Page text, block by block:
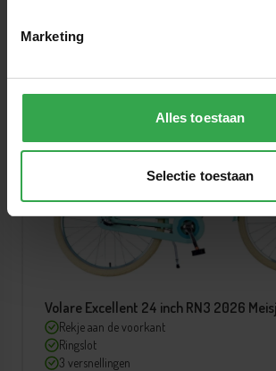
Marketing
Alles toestaan
Selectie toestaan
Extra korting bij inruil
Volare Excellent 24 inch RN3 2026
Rekje aan de voorkant
Ringslot
3 versnellingen